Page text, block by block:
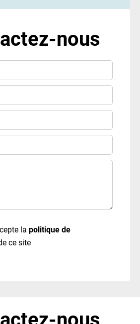
nous
la politique de
ce site
nous